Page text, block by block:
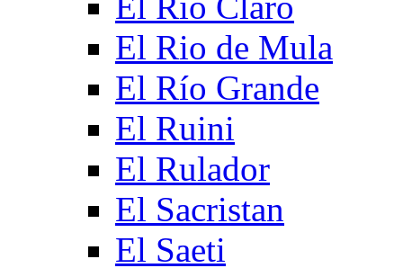
El Rio de Mula
El Río Grande
El Ruini
El Rulador
El Sacristan
El Saeti